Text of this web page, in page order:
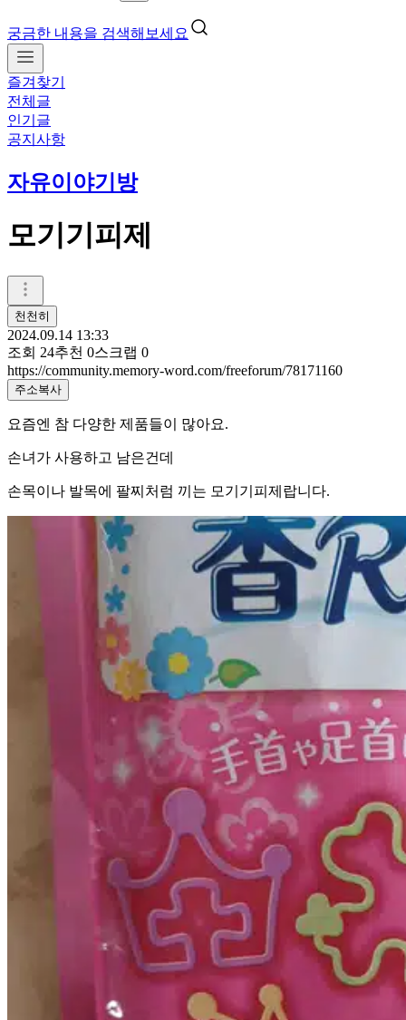
궁금한 내용을 검색해보세요
즐겨찾기
전체글
인기글
공지사항
자유이야기방
모기기피제
천천히
2024.09.14 13:33
조회 24추천 0스크랩 0
https://community.memory-word.com/freeforum/78171160
주소복사
요즘엔 참 다양한 제품들이 많아요.
손녀가 사용하고 남은건데
손목이나 발목에 팔찌처럼 끼는 모기기피제랍니다.